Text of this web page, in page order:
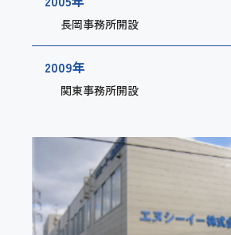
長岡事務所開設
2009年
関東事務所開設